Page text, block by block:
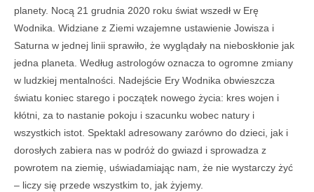
planety. Nocą 21 grudnia 2020 roku świat wszedł w Erę
Wodnika. Widziane z Ziemi wzajemne ustawienie Jowisza i
Saturna w jednej linii sprawiło, że wyglądały na nieboskłonie jak
jedna planeta. Według astrologów oznacza to ogromne zmiany
w ludzkiej mentalności. Nadejście Ery Wodnika obwieszcza
światu koniec starego i początek nowego życia: kres wojen i
kłótni, za to nastanie pokoju i szacunku wobec natury i
wszystkich istot. Spektakl adresowany zarówno do dzieci, jak i
dorosłych zabiera nas w podróż do gwiazd i sprowadza z
powrotem na ziemię, uświadamiając nam, że nie wystarczy żyć
– liczy się przede wszystkim to, jak żyjemy.